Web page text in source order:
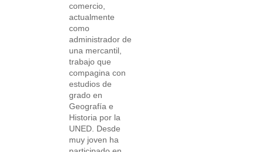
comercio,
actualmente
como
administrador de
una mercantil,
trabajo que
compagina con
estudios de
grado en
Geografía e
Historia por la
UNED. Desde
muy joven ha